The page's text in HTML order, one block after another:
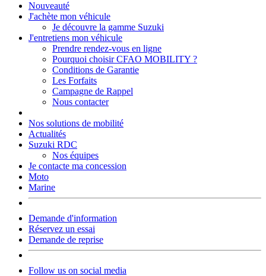
Nouveauté
J'achète mon véhicule
Je découvre la gamme Suzuki
J'entretiens mon véhicule
Prendre rendez-vous en ligne
Pourquoi choisir CFAO MOBILITY ?
Conditions de Garantie
Les Forfaits
Campagne de Rappel
Nous contacter
Nos solutions de mobilité
Actualités
Suzuki RDC
Nos équipes
Je contacte ma concession
Moto
Marine
Demande d'information
Réservez un essai
Demande de reprise
Follow us on social media